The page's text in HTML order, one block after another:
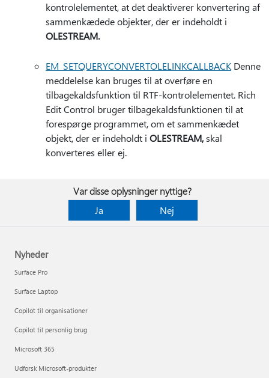
kontrolelementet, at det deaktiverer konvertering af
sammenkædede objekter, der er indeholdt i
OLESTREAM.
EM_SETQUERYCONVERTOLELINKCALLBACK Denne
meddelelse kan bruges til at overføre en
tilbagekaldsfunktion til RTF-kontrolelementet. Rich
Edit Control bruger tilbagekaldsfunktionen til at
forespørge programmet, om et sammenkædet
objekt, der er indeholdt i OLESTREAM,skal
konverteres eller ej.
Var disse oplysninger nyttige?
Ja
Nej
Nyheder
Surface Pro
Surface Laptop
Copilot til organisationer
Copilot til personlig brug
Microsoft 365
Udforsk Microsoft-produkter